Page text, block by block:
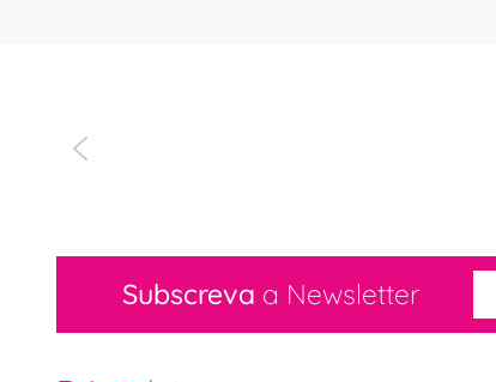
agradeço
Subscreva a Newsletter